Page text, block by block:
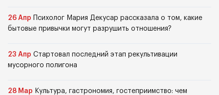
26 Апр
Психолог Мария Декусар рассказала о том, какие
бытовые привычки могут разрушить отношения?
23 Апр Стартовал последний этап рекультивации
мусорного полигона
28 Мар Культура, гастрономия, гостеприимство: чем